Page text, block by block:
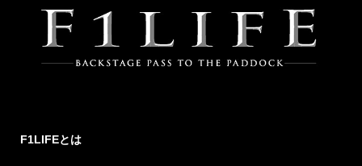
F1LIFEとは